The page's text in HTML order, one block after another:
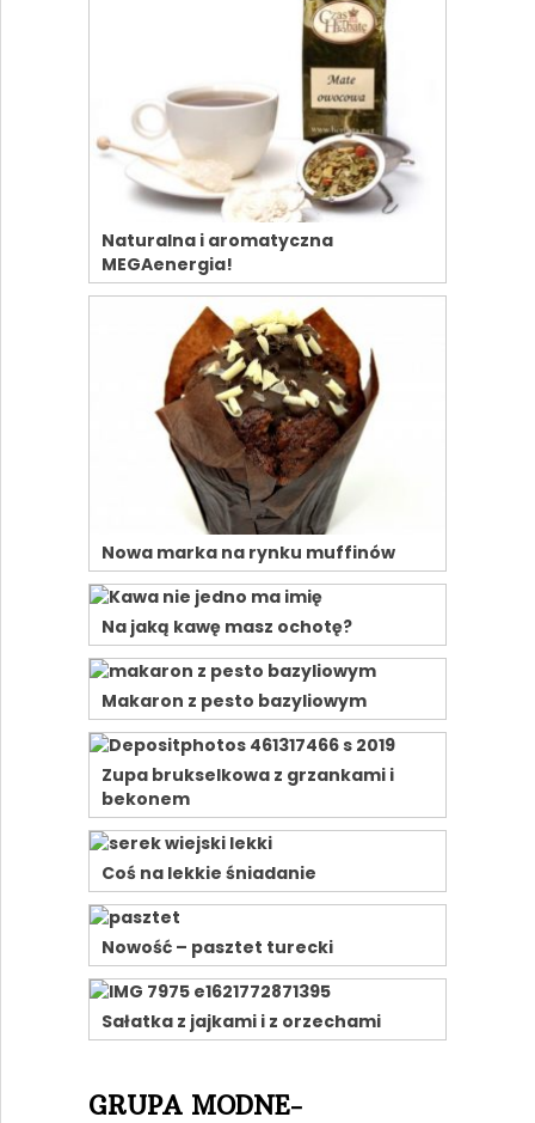
Naturalna i aromatyczna
MEGAenergia!
Nowa marka na rynku muffinów
Na jaką kawę masz ochotę?
Makaron z pesto bazyliowym
Zupa brukselkowa z grzankami i
bekonem
Coś na lekkie śniadanie
Nowość – pasztet turecki
Sałatka z jajkami i z orzechami
GRUPA MODNE-